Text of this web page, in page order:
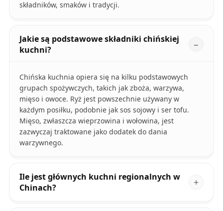
składników, smaków i tradycji.
Jakie są podstawowe składniki chińskiej
kuchni?
Chińska kuchnia opiera się na kilku podstawowych
grupach spożywczych, takich jak zboża, warzywa,
mięso i owoce. Ryż jest powszechnie używany w
każdym posiłku, podobnie jak sos sojowy i ser tofu.
Mięso, zwłaszcza wieprzowina i wołowina, jest
zazwyczaj traktowane jako dodatek do dania
warzywnego.
Ile jest głównych kuchni regionalnych w
Chinach?